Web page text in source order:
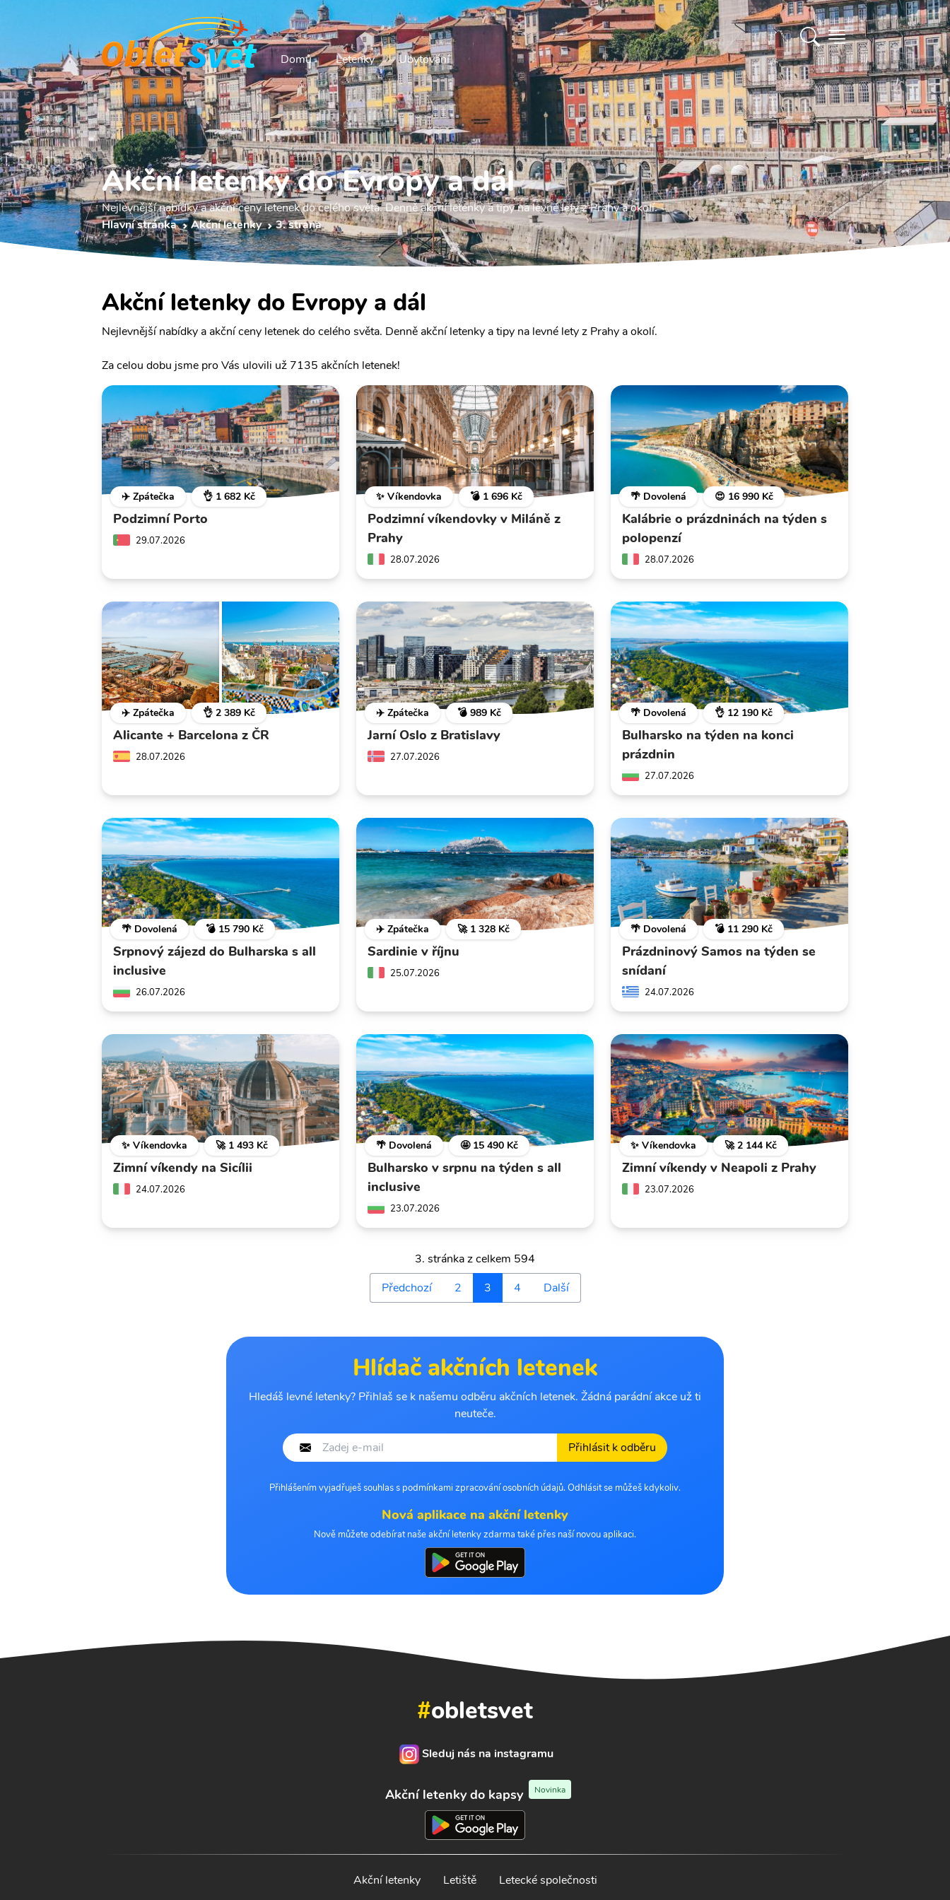
Domů Letenky Ubytování
Akční letenky do Evropy a dál
Nejlevnější nabídky a akční ceny letenek do celého světa. Denně akční letenky a tipy na levné lety z Prahy a okolí.
Hlavní stránka
Akční letenky 3. strana
Akční letenky do Evropy a dál
Nejlevnější nabídky a akční ceny letenek do celého světa. Denně akční letenky a tipy na levné lety z Prahy a okolí.
Za celou dobu jsme pro Vás ulovili už 7135 akčních letenek!
✈️ Zpátečka 👌 1 682 Kč
Podzimní Porto
29.07.2026
✨ Víkendovka 💣 1 696 Kč
Podzimní víkendovky v Miláně z
Prahy
28.07.2026
🌴 Dovolená 😍 16 990 Kč
Kalábrie o prázdninách na týden s
polopenzí
28.07.2026
✈️ Zpátečka 👌 2 389 Kč
Alicante + Barcelona z ČR
28.07.2026
✈️ Zpátečka 💣 989 Kč
Jarní Oslo z Bratislavy
27.07.2026
🌴 Dovolená 👌 12 190 Kč
Bulharsko na týden na konci
prázdnin
27.07.2026
🌴 Dovolená 💣 15 790 Kč
Srpnový zájezd do Bulharska s all
inclusive
26.07.2026
✈️ Zpátečka 🚀 1 328 Kč
Sardinie v říjnu
25.07.2026
🌴 Dovolená 💣 11 290 Kč
Prázdninový Samos na týden se
snídaní
24.07.2026
✨ Víkendovka 🚀 1 493 Kč
Zimní víkendy na Sicílii
24.07.2026
🌴 Dovolená 🤩 15 490 Kč
Bulharsko v srpnu na týden s all
inclusive
23.07.2026
✨ Víkendovka 🚀 2 144 Kč
Zimní víkendy v Neapoli z Prahy
23.07.2026
3. stránka z celkem 594
Předchozí
2 3 4 Další
Hlídač akčních letenek
Hledáš levné letenky? Přihlaš se k našemu odběru akčních letenek. Žádná parádní akce už ti
neuteče.
Přihlásit k odběru
Přihlášením vyjadřuješ souhlas s podmínkami zpracování osobních údajů. Odhlásit se můžeš kdykoliv.
Nová aplikace na akční letenky
Nově můžete odebírat naše akční letenky zdarma také přes naší novou aplikaci.
#obletsvet
Sleduj nás na instagramu
Akční letenky do kapsy Novinka
Akční letenky Letiště Letecké společnosti